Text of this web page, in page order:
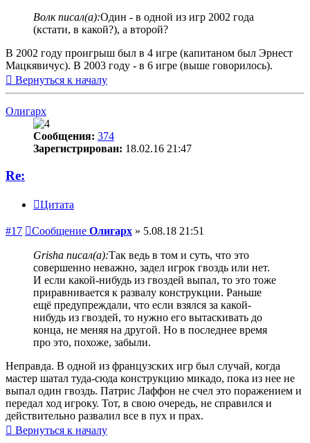
Волк писал(а):Один - в одной из игр 2002 года
(кстати, в какой?), а второй?
В 2002 году проигрыш был в 4 игре (капитаном был Эрнест
Мацкявичус). В 2003 году - в 6 игре (выше говорилось).
Вернуться к началу
Олигарх
Сообщения: 374
Зарегистрирован: 18.02.16 21:47
Re:
Цитата
#17 Сообщение Олигарх » 5.08.18 21:51
Grisha писал(а):Так ведь в том и суть, что это
совершенно неважно, задел игрок гвоздь или нет.
И если какой-нибудь из гвоздей выпал, то это тоже
приравнивается к развалу конструкции. Раньше
ещё предупреждали, что если взялся за какой-
нибудь из гвоздей, то нужно его вытаскивать до
конца, не меняя на другой. Но в последнее время
про это, похоже, забыли.
Неправда. В одной из французских игр был случай, когда
мастер шатал туда-сюда конструкцию микадо, пока из нее не
выпал один гвоздь. Патрис Лаффон не счел это поражением и
передал ход игроку. Тот, в свою очередь, не справился и
действительно развалил все в пух и прах.
Вернуться к началу